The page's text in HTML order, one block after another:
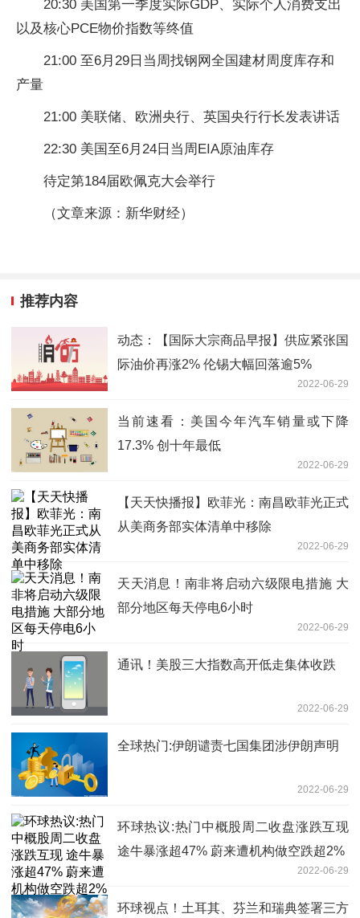
20:30 美国第一季度实际GDP、实际个人消费支出
以及核心PCE物价指数等终值
21:00 至6月29日当周找钢网全国建材周度库存和
产量
21:00 美联储、欧洲央行、英国央行行长发表讲话
22:30 美国至6月24日当周EIA原油库存
待定第184届欧佩克大会举行
（文章来源：新华财经）
推荐内容
动态：【国际大宗商品早报】供应紧张国
际油价再涨2% 伦锡大幅回落逾5%
2022-06-29
当前速看：美国今年汽车销量或下降
17.3% 创十年最低
2022-06-29
【天天快播报】欧菲光：南昌欧菲光正式
从美商务部实体清单中移除
2022-06-29
天天消息！南非将启动六级限电措施 大
部分地区每天停电6小时
2022-06-29
通讯！美股三大指数高开低走集体收跌
2022-06-29
全球热门:伊朗谴责七国集团涉伊朗声明
2022-06-29
环球热议:热门中概股周二收盘涨跌互现
途牛暴涨超47% 蔚来遭机构做空跌超2%
2022-06-29
环球视点！土耳其、芬兰和瑞典签署三方